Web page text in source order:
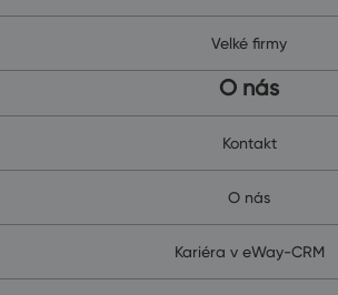
Velké firmy
O nás
Kontakt
O nás
Kariéra v eWay-CRM